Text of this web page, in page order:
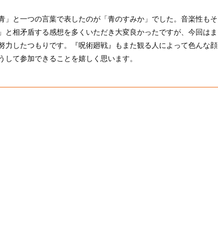
と一つの言葉で表したのが「青のすみか」でした。音楽性もそ
相矛盾する感想を多くいただき大変良かったですが、今回はま
したつもりです。『呪術廻戦』もまた観る人によって色んな顔
て参加できることを嬉しく思います。